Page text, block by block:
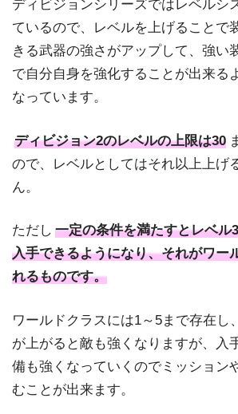
ディビジョンシリーズではレベルシ
ているので、レベルを上げることで
きる武器の強さがアップして、強い
で自分自身を強化することが出来る
なっています。
ディビジョン2のレベルの上限は30
ので、レベルとしてはそれ以上上げ
ん。
ただし 一定の条件を満たすとレベル
入手できるようになり、それがワー
れるものです。
ワールドクラスには1～5まで存在し
が上がると敵も強くなりますが、入
備も強くなっていくのでミッション
むことが出来ます。